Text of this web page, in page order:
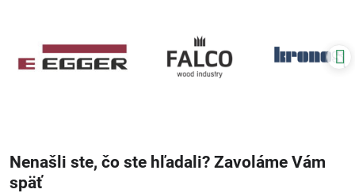
Nenašli ste, čo ste hľadali? Zavoláme Vám
späť